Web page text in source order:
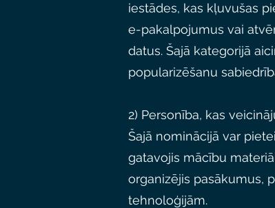
iestādes, kas kļuvušas
e-pakalpojumus vai
datus. Šajā kategorijā
popularizēšanu
2) Personība, kas
Šajā nominācijā var
gatavojis mācību
organizējis pasākumus,
tehnoloģijām.